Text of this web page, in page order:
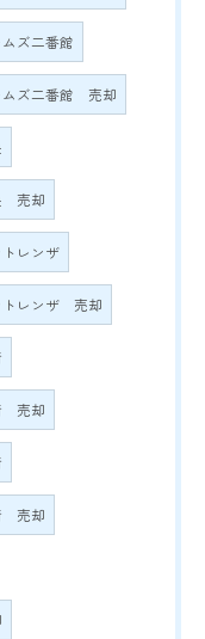
ズ二番館
ムズ二番館 売却
売却
レンザ
トレンザ 売却
売却
売却